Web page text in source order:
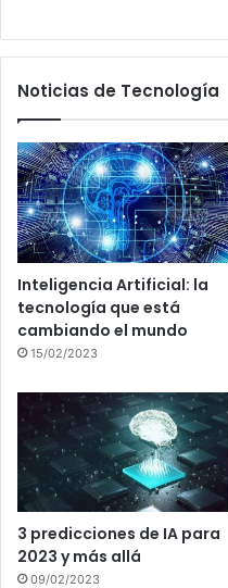
Noticias de Tecnología
Inteligencia Artificial: la
tecnología que está
cambiando el mundo
15/02/2023
3 predicciones de IA para
2023 y más allá
09/02/2023